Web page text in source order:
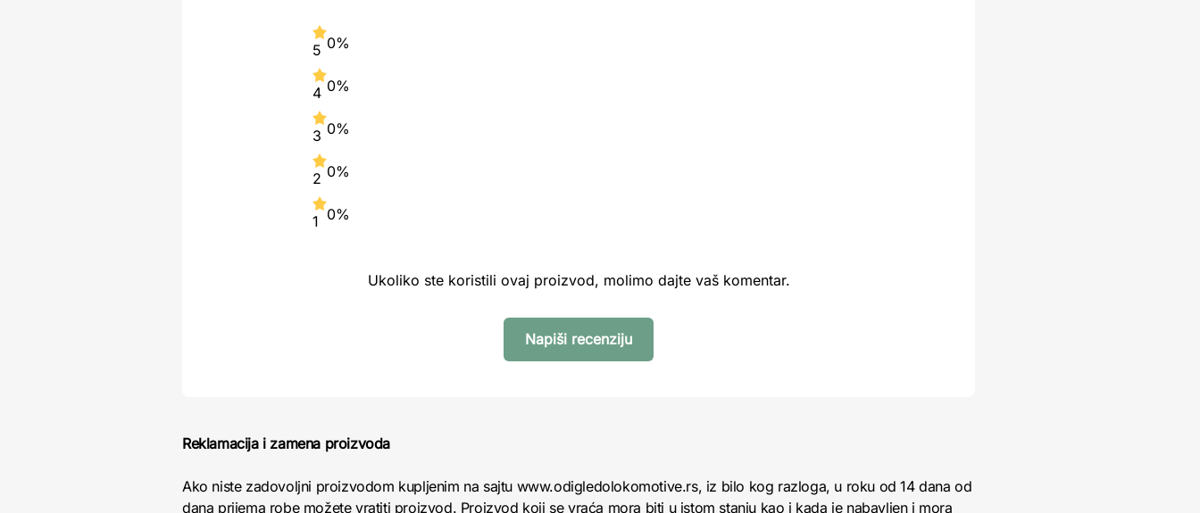
5 0%
4 0%
3 0%
2 0%
1 0%
Ukoliko ste koristili ovaj proizvod, molimo dajte vaš komentar.
Napiši recenziju
Reklamacija i zamena proizvoda
Ako niste zadovoljni proizvodom kupljenim na sajtu www.odigledolokomotive.rs, iz bilo kog razloga, u roku od 14 dana od
dana prijema robe možete vratiti proizvod. Proizvod koji se vraća mora biti u istom stanju kao i kada je nabavljen i mora